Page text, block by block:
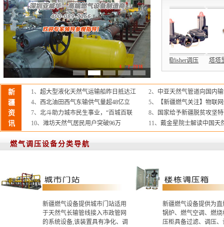
器 楼栋调压箱 直燃式调压箱 德国RMG调压器 美国fisher调压 塔
新
疆
资
讯
1、 超大型液化天然气运输船昨日抵达江 2、 中亚天然气管道向国内
4、 西北油田西气东输供气量超48亿立 5、
【新疆燃气关注】物联
7、 北斗助力城市民生事业，“百城百联 8、
国家给予新疆脱贫攻坚
10、 潍坊天然气居民用户突破96万 11、 戴金星院士解读中国天
燃气调压设备分类导航
新疆燃气设备提供城市门站适用
于天然气长输管线接入市政管网
的系统设备,该装置具有净化、调
新疆燃气设备提供为
锅炉、燃气空调、燃
压柜具备过滤、调压